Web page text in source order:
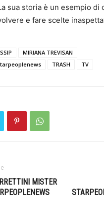
sua storia è un esempio di
e fare scelte
MIRIANA TREVISAN
TRASH TV
MISTER